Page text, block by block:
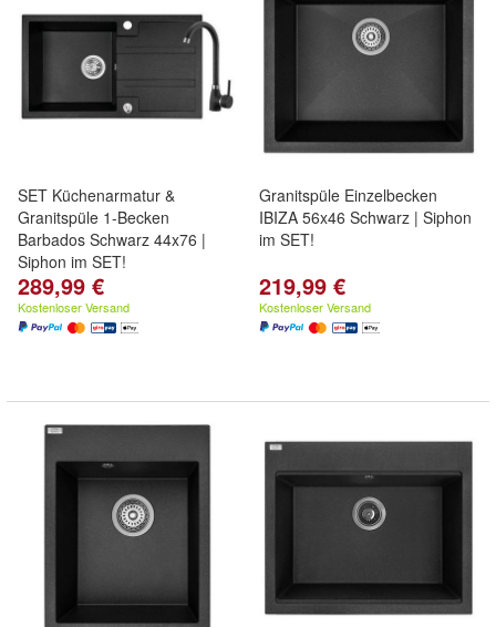
SET Küchenarmatur &
Granitspüle 1-Becken
Barbados Schwarz 44x76 |
Siphon im SET!
289,99 €
Kostenloser Versand
Granitspüle Einzelbecken
IBIZA 56x46 Schwarz | Siphon
im SET!
219,99 €
Kostenloser Versand